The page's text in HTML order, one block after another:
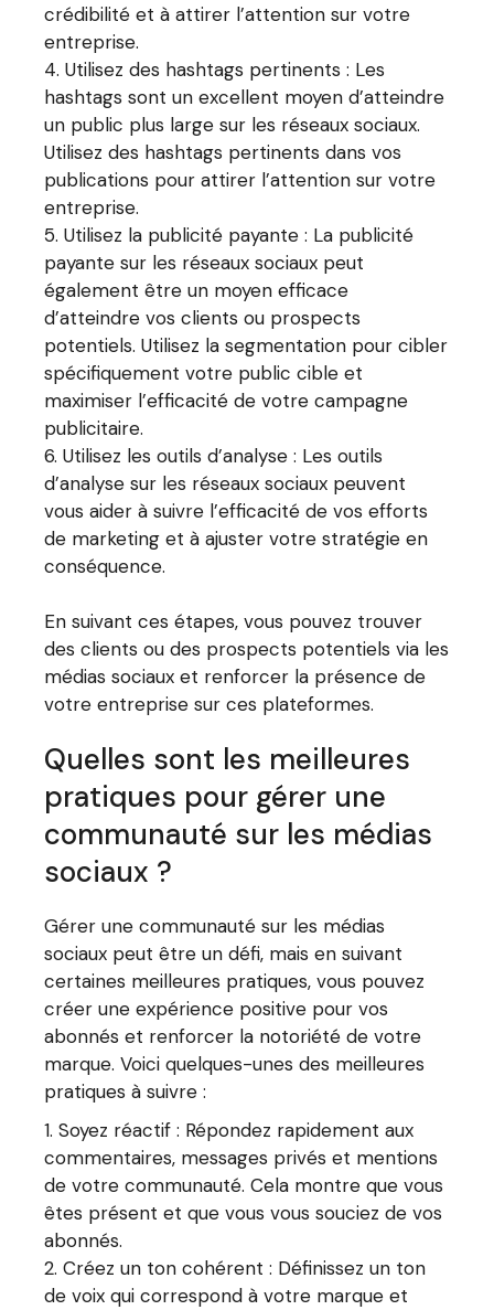
crédibilité et à attirer l’attention sur votre
entreprise.
Utilisez des hashtags pertinents : Les
hashtags sont un excellent moyen d’atteindre
un public plus large sur les réseaux sociaux.
Utilisez des hashtags pertinents dans vos
publications pour attirer l’attention sur votre
entreprise.
Utilisez la publicité payante : La publicité
payante sur les réseaux sociaux peut
également être un moyen efficace
d’atteindre vos clients ou prospects
potentiels. Utilisez la segmentation pour cibler
spécifiquement votre public cible et
maximiser l’efficacité de votre campagne
publicitaire.
Utilisez les outils d’analyse : Les outils
d’analyse sur les réseaux sociaux peuvent
vous aider à suivre l’efficacité de vos efforts
de marketing et à ajuster votre stratégie en
conséquence.
En suivant ces étapes, vous pouvez trouver
des clients ou des prospects potentiels via les
médias sociaux et renforcer la présence de
votre entreprise sur ces plateformes.
Quelles sont les meilleures
pratiques pour gérer une
communauté sur les médias
sociaux ?
Gérer une communauté sur les médias
sociaux peut être un défi, mais en suivant
certaines meilleures pratiques, vous pouvez
créer une expérience positive pour vos
abonnés et renforcer la notoriété de votre
marque. Voici quelques-unes des meilleures
pratiques à suivre :
Soyez réactif : Répondez rapidement aux
commentaires, messages privés et mentions
de votre communauté. Cela montre que vous
êtes présent et que vous vous souciez de vos
abonnés.
Créez un ton cohérent : Définissez un ton
de voix qui correspond à votre marque et